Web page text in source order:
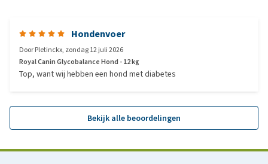
Hondenvoer
DoorPletinckx, zondag 12 juli 2026
Royal Canin Glycobalance Hond - 12 kg
Top, want wij hebben een hond met diabetes
Bekijk alle beoordelingen